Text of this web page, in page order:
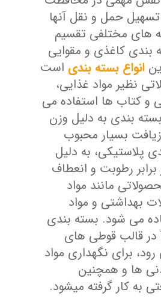
حمل و نقل آنها
های مختلفی تقسیم
کاغذی و مقوایی
انواع بسته ‌بندی است
نظیر مواد غذایی،
و کتاب‌ ها استفاده می‌
بندی به دلیل وزن
بسیار محبوب
پلاستیکی، به دلیل
برابر رطوبت و انعطاف
مانند مواد
بهداشتی و مواد
می‌ شود. بسته ‌بندی
در قالب قوطی‌ های
برای نگهداری مواد
ها و همچنین
به کار گرفته میشود.